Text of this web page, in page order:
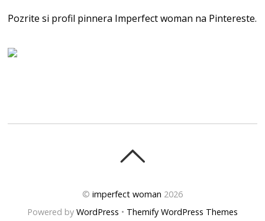
Pozrite si profil pinnera Imperfect woman na Pintereste.
© imperfect woman 2026
Powered by WordPress • Themify WordPress Themes